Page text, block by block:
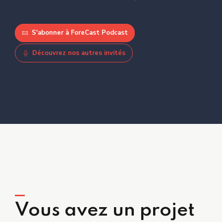
S'abonner à ForeCast Podcast
Découvrez nos autres invités
Vous avez un projet